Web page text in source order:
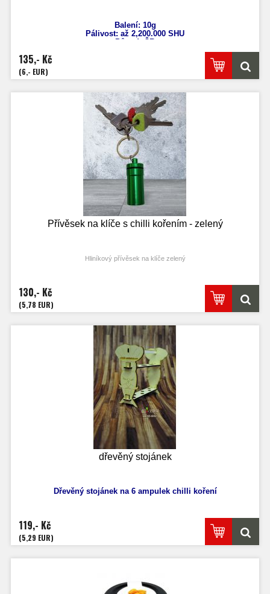
Balení: 10g
Pálivost: až 2,200.000 SHU
Původ: ČR
135,- Kč
(6,- EUR)
Přívěsek na klíče s chilli kořením - zelený
Hliníkový přívěsek na klíče zelený
130,- Kč
(5,78 EUR)
dřevěný stojánek
Dřevěný stojánek na 6 ampulek chilli koření
119,- Kč
(5,29 EUR)